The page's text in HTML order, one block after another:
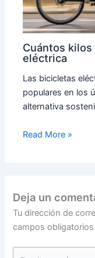
Cuántos
eléctrica
Las bicicletas
populares en los
alternativa
Read More »
Deja un
Tu dirección de
campos